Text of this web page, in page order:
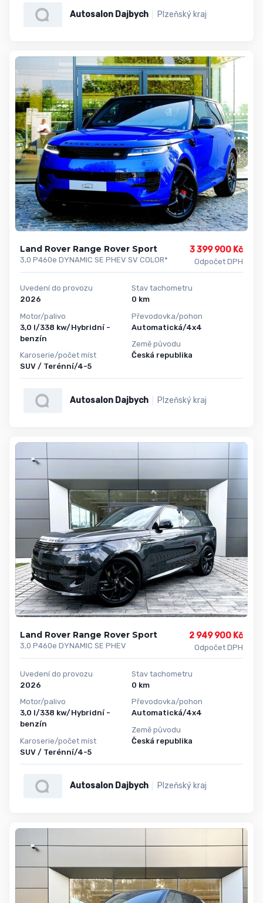
Autosalon Dajbych Plzeňský kraj
Land Rover Range Rover Sport
3,0 P460e DYNAMIC SE PHEV SV COLOR*
3 399 900 Kč
Odpočet DPH
Uvedení do provozu
2026
Motor/palivo
3,0 l/338 kw/Hybridní -
benzín
Karoserie/počet míst
SUV / Terénní/4-5
Stav tachometru
0 km
Převodovka/pohon
Automatická/4x4
Země původu
Česká republika
Autosalon Dajbych Plzeňský kraj
Land Rover Range Rover Sport
3,0 P460e DYNAMIC SE PHEV
2 949 900 Kč
Odpočet DPH
Uvedení do provozu
2026
Motor/palivo
3,0 l/338 kw/Hybridní -
benzín
Karoserie/počet míst
SUV / Terénní/4-5
Stav tachometru
0 km
Převodovka/pohon
Automatická/4x4
Země původu
Česká republika
Autosalon Dajbych Plzeňský kraj